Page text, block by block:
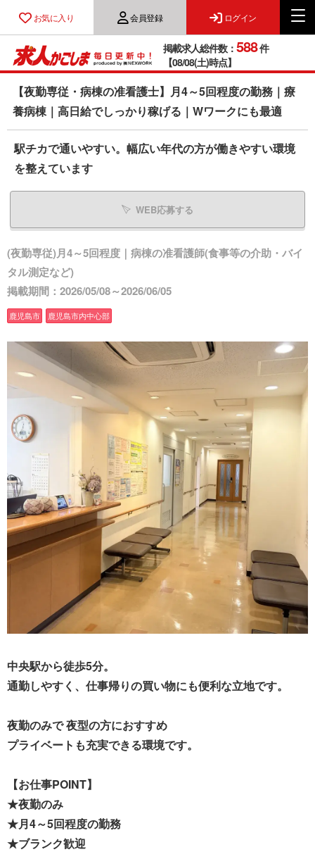
お気に入り 会員登録 ログイン
掲載求人総件数： 588件
【08/08(土)時点】
【夜勤専従・病棟の准看護士】月4～5回程度の勤務｜療
養病棟｜高日給でしっかり稼げる｜Wワークにも最適
駅チカで通いやすい。幅広い年代の方が働きやすい環境
を整えています
WEB応募する
(夜勤専従)月4～5回程度｜病棟の准看護師(食事等の介助・バイ
タル測定など)
掲載期間：2026/05/08～2026/06/05
鹿児島市 鹿児島市内中心部
中央駅から徒歩5分。
通勤しやすく、仕事帰りの買い物にも便利な立地です。
夜勤のみで 夜型の方におすすめ
プライベートも充実できる環境です。
【お仕事POINT】
★夜勤のみ
★月4～5回程度の勤務
★ブランク歓迎